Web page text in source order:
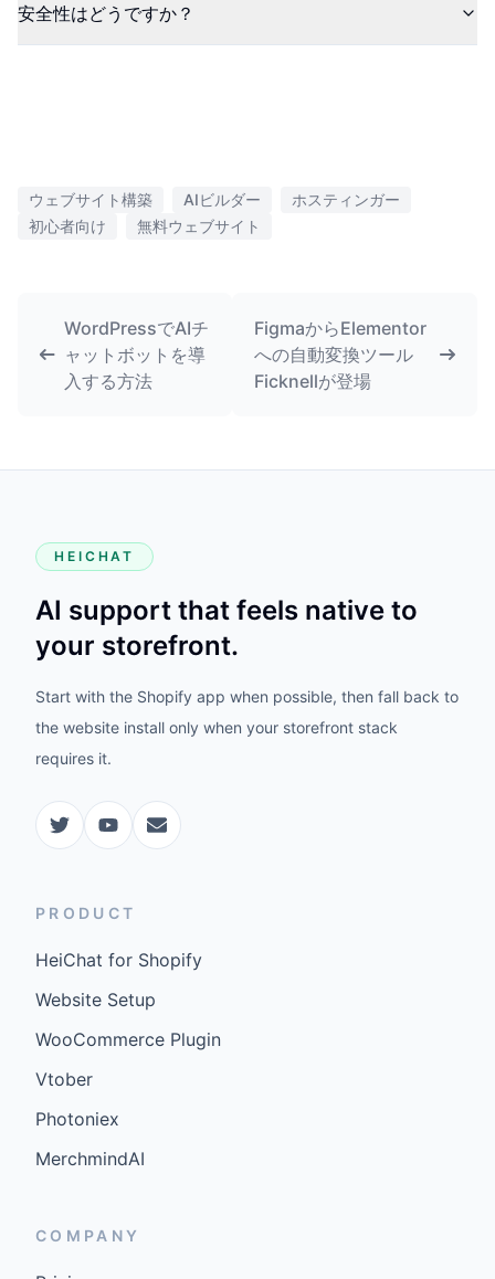
安全性はどうですか？
ウェブサイト構築 AIビルダー
ホスティンガー
初心者向け
無料ウェブサイト
WordPressでAIチ
ャットボットを導
入する方法
FigmaからElementor
への自動変換ツール
Ficknellが登場
HEICHAT
AI support that feels native to
your storefront.
Start with the Shopify app when possible, then fall back to
the website install only when your storefront stack
requires it.
PRODUCT
HeiChat for Shopify
Website Setup
WooCommerce Plugin
Vtober
Photoniex
MerchmindAI
COMPANY